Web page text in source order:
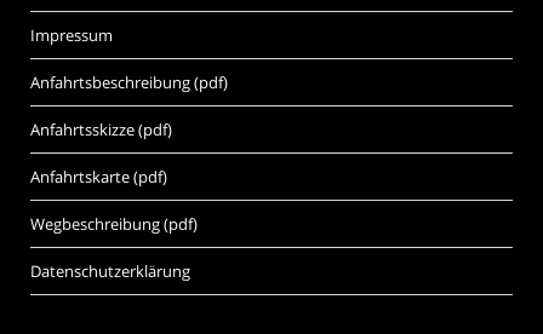
Impressum
Anfahrtsbeschreibung (pdf)
Anfahrtsskizze (pdf)
Anfahrtskarte (pdf)
Wegbeschreibung (pdf)
Datenschutzerklärung